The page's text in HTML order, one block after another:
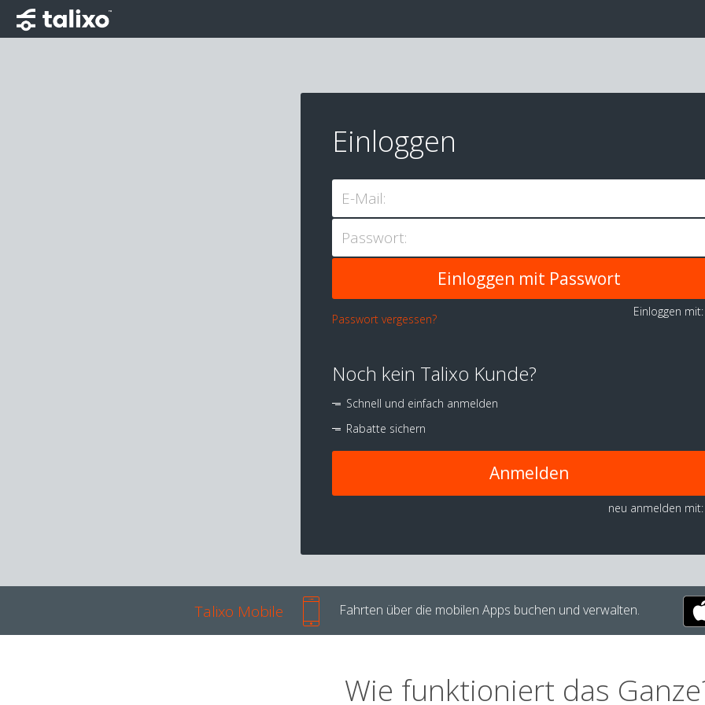
Einloggen
E-Mail:
Passwort:
Passwort vergessen?
Einloggen
Noch kein Talixo Kunde?
Schnell und einfach anmelden
Rabatte sichern
Anmelden
neu anmelden mit:
Talixo Mobile Fahrten über die mobilen Apps buchen und verwalten.
Wie funktioniert das